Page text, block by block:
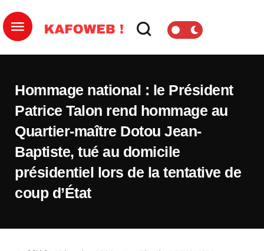
Hommage national : le Président
Patrice Talon rend hommage au
Quartier-maître Dotou Jean-
Baptiste, tué au domicile
présidentiel lors de la tentative de
coup d’État